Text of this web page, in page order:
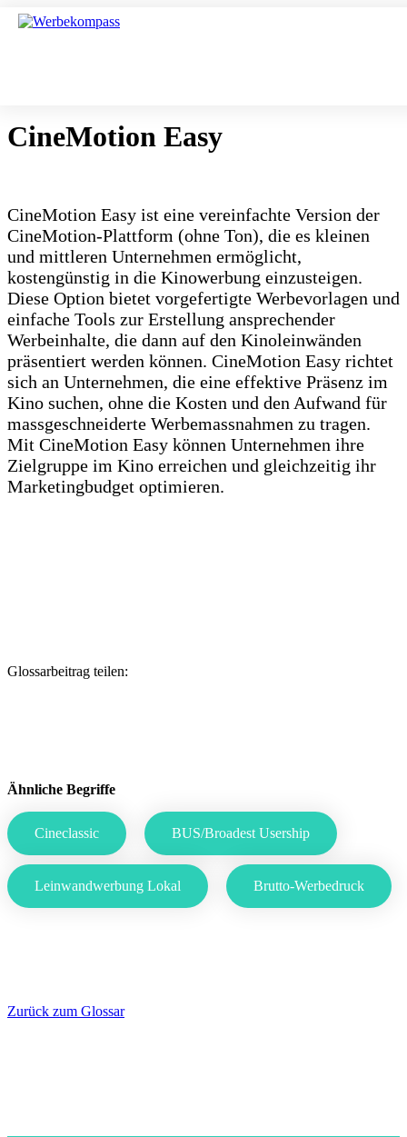
CineMotion Easy
CineMotion Easy ist eine vereinfachte Version der
CineMotion-Plattform (ohne Ton), die es kleinen
und mittleren Unternehmen ermöglicht,
kostengünstig in die Kinowerbung einzusteigen.
Diese Option bietet vorgefertigte Werbevorlagen und
einfache Tools zur Erstellung ansprechender
Werbeinhalte, die dann auf den Kinoleinwänden
präsentiert werden können. CineMotion Easy richtet
sich an Unternehmen, die eine effektive Präsenz im
Kino suchen, ohne die Kosten und den Aufwand für
massgeschneiderte Werbemassnahmen zu tragen.
Mit CineMotion Easy können Unternehmen ihre
Zielgruppe im Kino erreichen und gleichzeitig ihr
Marketingbudget optimieren.
Glossarbeitrag teilen:
Ähnliche Begriffe
Cineclassic BUS/Broadest Usership
Leinwandwerbung Lokal Brutto-Werbedruck
Zurück zum Glossar